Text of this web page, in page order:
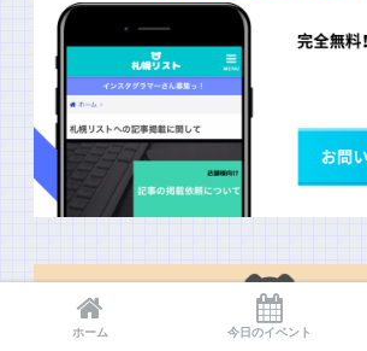
ホーム 今日のイベント